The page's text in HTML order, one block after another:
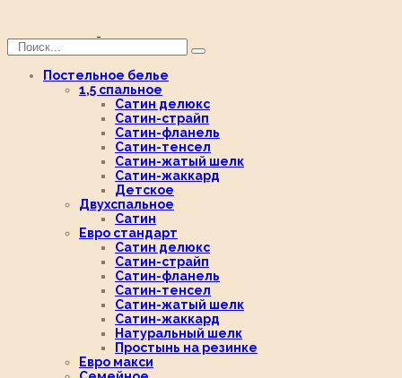
Постельное белье
1,5 спальное
Сатин делюкс
Сатин-страйп
Сатин-фланель
Сатин-тенсел
Сатин-жатый шелк
Сатин-жаккард
Детское
Двухспальное
Сатин
Евро стандарт
Сатин делюкс
Сатин-страйп
Сатин-фланель
Сатин-тенсел
Сатин-жатый шелк
Сатин-жаккард
Натуральный шелк
Простынь на резинке
Евро макси